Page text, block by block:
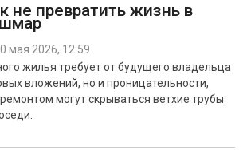
не превратить жизнь в
мая 2026, 12:59
жилья требует от будущего владельца
вложений, но и проницательности,
могут скрываться ветхие трубы